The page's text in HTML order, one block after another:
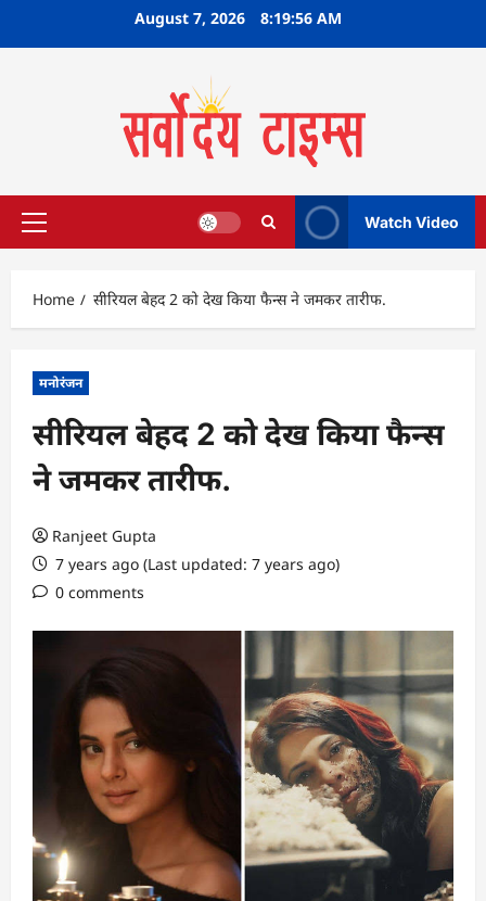
August 7, 2026 8:19:57 AM
Primary
Watch Video
Home सीरियल बेहद 2 को देख किया फैन्स ने जमकर तारीफ.
मनोरंजन
सीरियल बेहद 2 को देख किया फैन्स
ने जमकर तारीफ.
Ranjeet Gupta
7 years ago (Last updated: 7 years ago)
0 comments